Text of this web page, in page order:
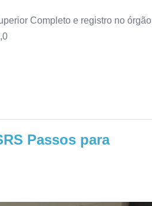
Completo e registro no órgão
Passos para